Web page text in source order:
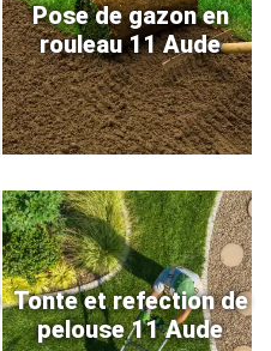
Pose de gazon en
rouleau 11 Aude
Tonte et refection de
pelouse 11 Aude